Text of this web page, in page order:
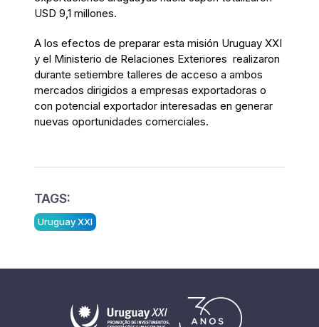
USD 9,1 millones.
A los efectos de preparar esta misión Uruguay XXI
y el Ministerio de Relaciones Exteriores realizaron
durante setiembre talleres de acceso a ambos
mercados dirigidos a empresas exportadoras o
con potencial exportador interesadas en generar
nuevas oportunidades comerciales.
TAGS:
Uruguay XXI